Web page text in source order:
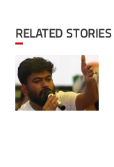
RELATED STORIES